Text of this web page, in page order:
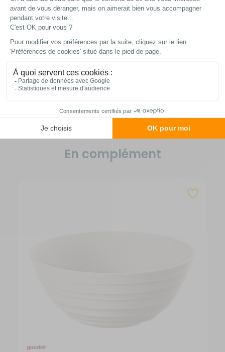
TNT Express
9 €
Retour simple sous 14 jours :
Vous avez changé d'avis ?
Retournez nous vos achats en utilisant le bon de
retour.
En complément